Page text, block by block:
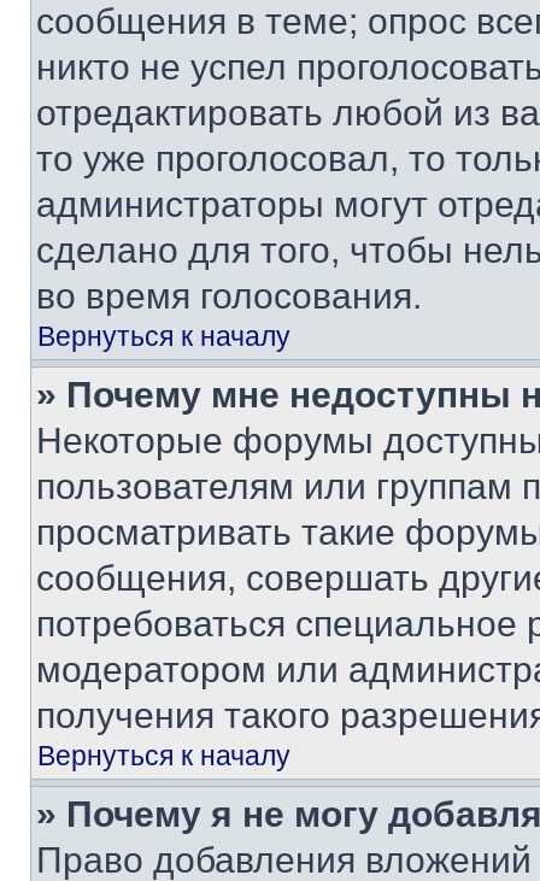
сообщения в теме; опрос
никто не успел
отредактировать любой из
то уже проголосовал, то
администраторы могут
сделано для того, чтобы
во время голосования.
Вернуться к началу
» Почему мне недоступны
Некоторые форумы
пользователям или группам
просматривать такие
сообщения, совершать
потребоваться
модератором или
получения такого
Вернуться к началу
» Почему я не могу
Право добавления